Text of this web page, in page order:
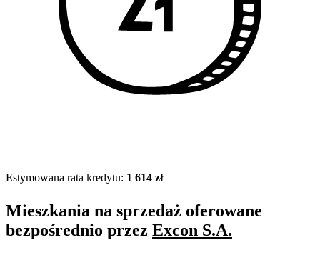
Estymowana rata kredytu: 1 614 zł
Mieszkania na sprzedaż oferowane
bezpośrednio przez Excon S.A.